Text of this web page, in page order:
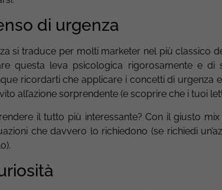
di urgenza
si traduce per molti marketer nel più classico
questa leva psicologica rigorosamente e
ricordarti che applicare i concetti di urgenza
all’azione sorprendente (e scoprire che i tuoi
il tutto più interessante? Con il giusto
che davvero lo richiedono (se richiedi